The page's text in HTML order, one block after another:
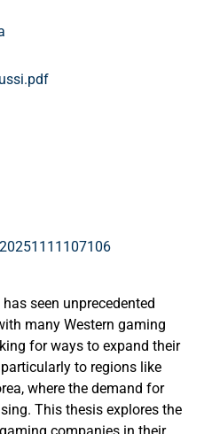
seen unprecedented
many Western gaming
for ways to expand their
to regions like
where the demand for
This thesis explores the